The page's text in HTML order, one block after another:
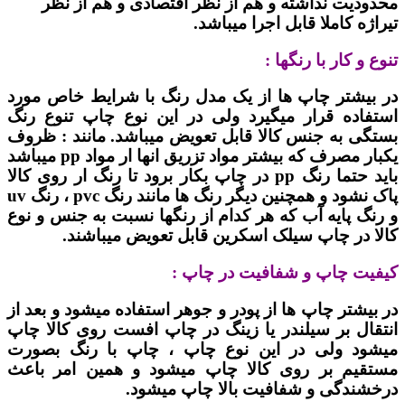
تیراژه کاملا قابل اجرا میباشد.
تنوع و کار با رنگها :
در بیشتر چاپ ها از یک مدل رنگ با شرایط خاص مورد
استفاده قرار میگیرد ولی در این نوع چاپ تنوع رنگ
بستگی به جنس کالا قابل تعویض میباشد. مانند : ظروف
یکبار مصرف که بیشتر مواد تزریق انها ار مواد pp میباشد
باید حتما رنگ pp در چاپ بکار برود تا رنگ ار روی کالا
پاک نشود و همچنین دیگر رنگ ها مانند رنگ pvc ، رنگ uv
و رنگ پایه آب که هر کدام از رنگها نسبت به جنس و نوع
کالا در چاپ سیلک اسکرین قابل تعویض میباشند.
کیفیت چاپ و شفافیت در چاپ :
در بیشتر چاپ ها از پودر و جوهر استفاده میشود و بعد از
انتقال بر سیلندر یا زینگ در چاپ افست روی کالا چاپ
میشود ولی در این نوع چاپ ، چاپ با رنگ بصورت
مستقیم بر روی کالا چاپ میشود و همین امر باعث
درخشندگی و شفافیت بالا چاپ میشود.